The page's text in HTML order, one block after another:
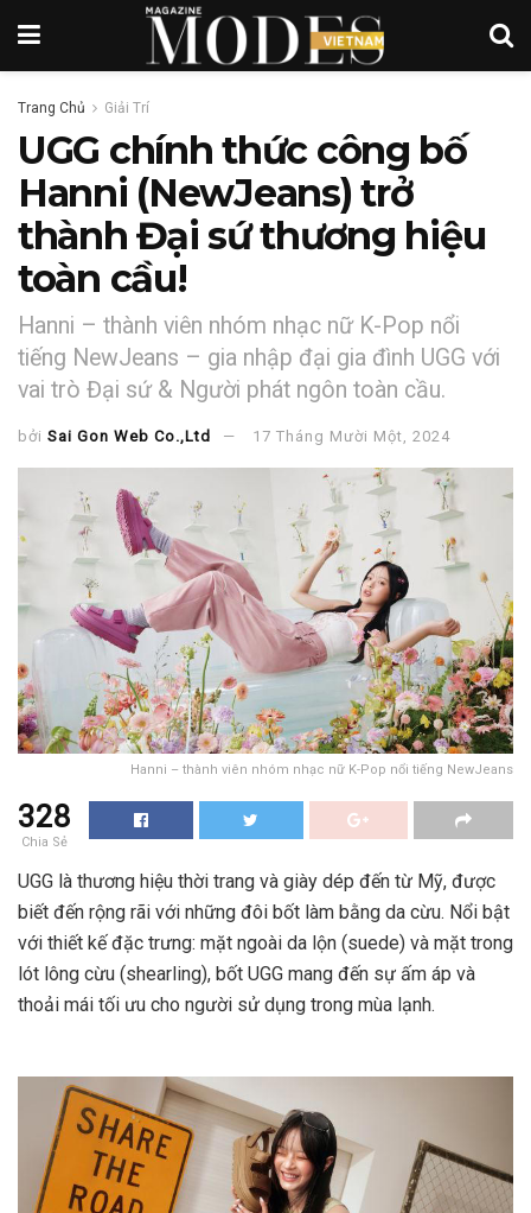
Trang Chủ Giải Trí
UGG chính thức công bố
Hanni (NewJeans) trở
thành Đại sứ thương hiệu
toàn cầu!
Hanni – thành viên nhóm nhạc nữ K-Pop nổi
tiếng NewJeans – gia nhập đại gia đình UGG với
vai trò Đại sứ & Người phát ngôn toàn cầu.
bởi Sai Gon Web Co.,Ltd 17 Tháng Mười Một, 2024
Hanni – thành viên nhóm nhạc nữ K-Pop nổi tiếng NewJeans
328
Chia Sẻ
UGG là thương hiệu thời trang và giày dép đến từ Mỹ, được
biết đến rộng rãi với những đôi bốt làm bằng da cừu. Nổi bật
với thiết kế đặc trưng: mặt ngoài da lộn (suede) và mặt trong
lót lông cừu (shearling), bốt UGG mang đến sự ấm áp và
thoải mái tối ưu cho người sử dụng trong mùa lạnh.